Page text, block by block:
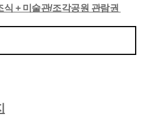
+ 미술관/조각공원 관람권